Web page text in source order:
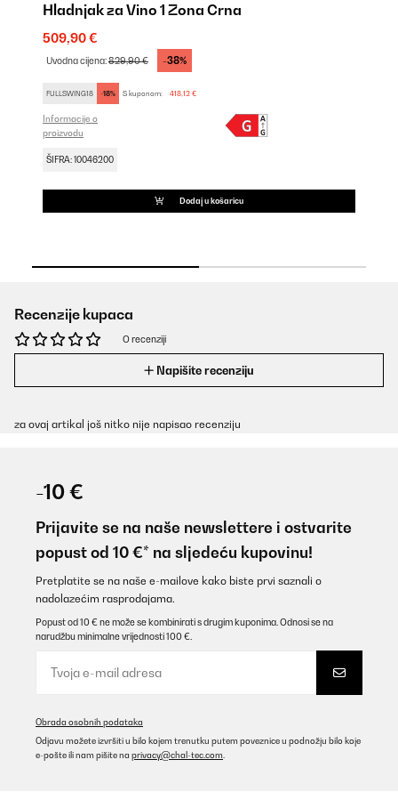
Hladnjak za Vino 1 Zona Crna
509,90 €
Uvodna cijena:829,90 € -38%
FULLSWING18 -18% S kuponom: 418,12 €
Informacije o
proizvodu
ŠIFRA: 10046200
Dodaj u košaricu
Recenzije kupaca
O recenziji
Napišite recenziju
za ovaj artikal još nitko nije napisao recenziju
-10 €
Prijavite se na naše newslettere i ostvarite
popust od 10 €* na sljedeću kupovinu!
Pretplatite se na naše e-mailove kako biste prvi saznali o
nadolazećim rasprodajama.
Popust od 10 € ne može se kombinirati s drugim kuponima. Odnosi se na
narudžbu minimalne vrijednosti 100 €.
Obrada osobnih podataka
Odjavu možete izvršiti u bilo kojem trenutku putem poveznice u podnožju bilo koje
e-pošte ili nam pišite na privacy@chal-tec.com